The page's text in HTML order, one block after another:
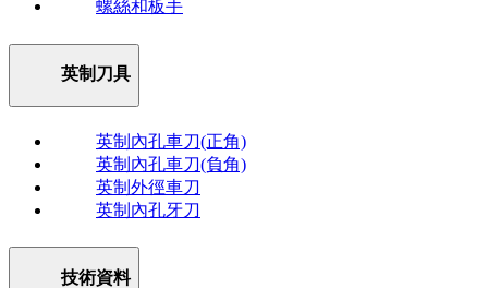
螺絲和板手
英制刀具
英制內孔車刀(正角)
英制內孔車刀(負角)
英制外徑車刀
英制內孔牙刀
技術資料